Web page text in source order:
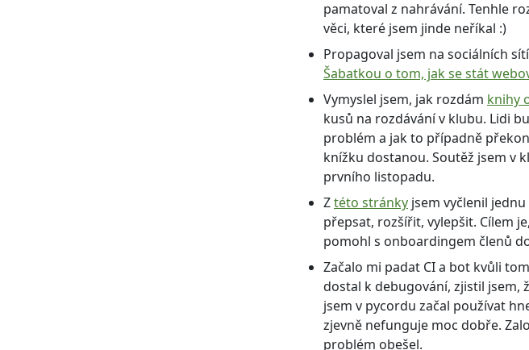
pamatoval z nahrávání. Tenhle
věci, které jsem jinde neříkal :)
Propagoval jsem na sociálních
Šabatkou o tom, jak se stát
Vymyslel jsem, jak rozdám knihy
kusů na rozdávání v klubu. Lidi
problém a jak to případně
knížku dostanou. Soutěž jsem v
prvního listopadu.
Ztéto stránky jsem vyčlenil
přepsat, rozšířit, vylepšit. Cílem
pomohl s onboardingem členů
Začalo mi padat CI a bot kvůli
dostal k debugování, zjistil jsem,
jsem v pycordu začal používat
zjevně nefunguje moc dobře.
problém obešel.